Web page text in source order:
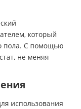
который
пола. С помощью
не меняя
использования